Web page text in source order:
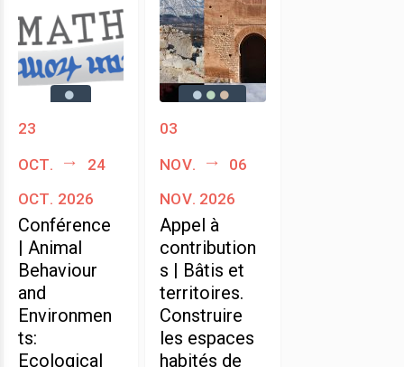
23
oct.
24
oct. 2026
Conférence
| Animal
Behaviour
and
Environmen
ts:
Ecological
03
nov.
06
nov. 2026
Appel à
contribution
s | Bâtis et
territoires.
Construire
les espaces
habités de